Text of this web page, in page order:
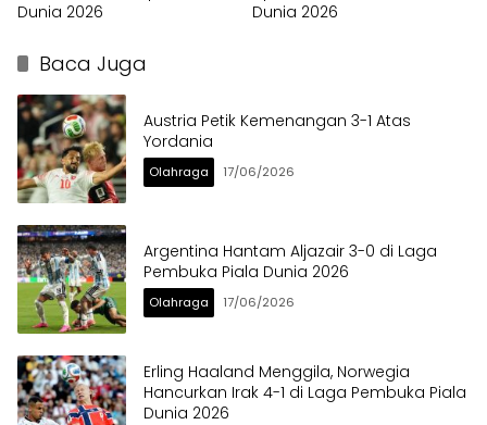
Dunia 2026
Dunia 2026
Baca Juga
Austria Petik Kemenangan 3-1 Atas
Yordania
Olahraga 17/06/2026
Argentina Hantam Aljazair 3-0 di Laga
Pembuka Piala Dunia 2026
Olahraga 17/06/2026
Erling Haaland Menggila, Norwegia
Hancurkan Irak 4-1 di Laga Pembuka Piala
Dunia 2026